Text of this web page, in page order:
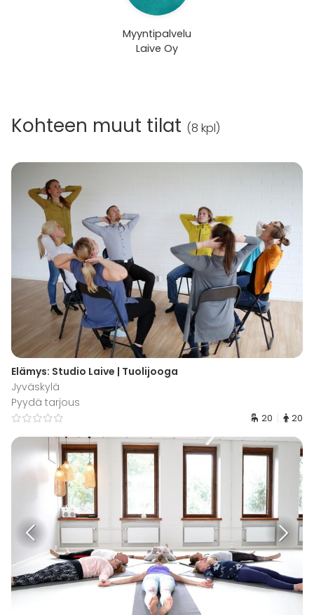
Myyntipalvelu
Laive Oy
Kohteen muut tilat (8 kpl)
Elämys: Studio Laive | Tuolijooga
Jyväskylä
Pyydä tarjous
20 20